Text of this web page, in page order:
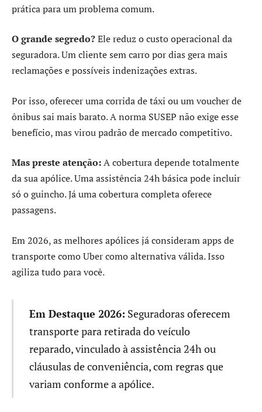
prática para um problema comum.
O grande segredo?Ele reduz o custo operacional da
seguradora. Um cliente sem carro por dias gera mais
reclamações e possíveis indenizações extras.
Por isso, oferecer uma corrida de táxi ou um voucher de
ônibus sai mais barato. A norma SUSEP não exige esse
benefício, mas virou padrão de mercado competitivo.
Mas preste atenção:A cobertura depende totalmente
da sua apólice. Uma assistência 24h básica pode incluir
só o guincho. Já uma cobertura completa oferece
passagens.
Em 2026, as melhores apólices já consideram apps de
transporte como Uber como alternativa válida. Isso
agiliza tudo para você.
Em Destaque 2026: Seguradoras oferecem
transporte para retirada do veículo
reparado, vinculado à assistência 24h ou
cláusulas de conveniência, com regras que
variam conforme a apólice.